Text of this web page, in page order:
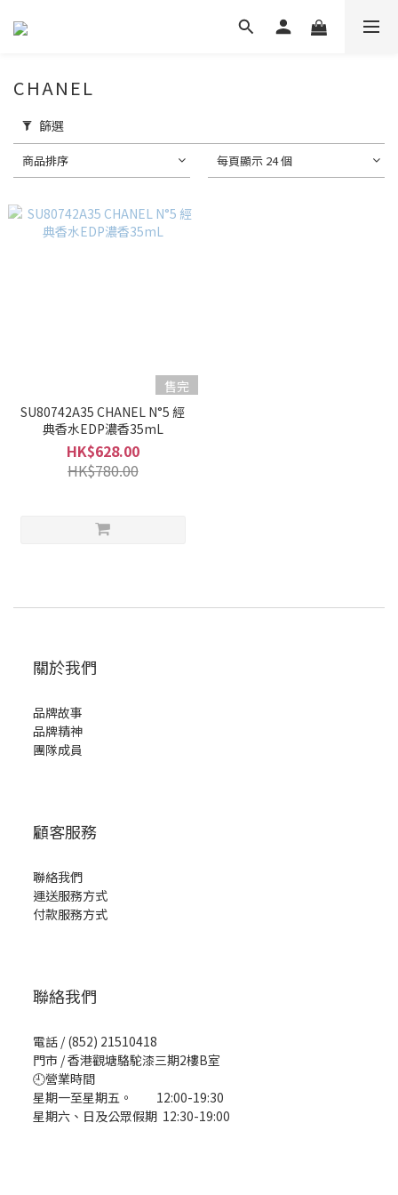
CHANEL
篩選
商品排序 每頁顯示 24 個
售完
SU80742A35 CHANEL N°5 經
典香水EDP濃香35mL
HK$628.00
HK$780.00
關於我們
品牌故事
品牌精神
團隊成員
顧客服務
聯絡我們
運送服務方式
付款服務方式
聯絡我們
電話 / (852) 21510418
門市 / 香港觀塘駱駝漆三期2樓B室
🕘營業時間
星期一至星期五。 12:00-19:30
星期六、日及公眾假期 12:30-19:00